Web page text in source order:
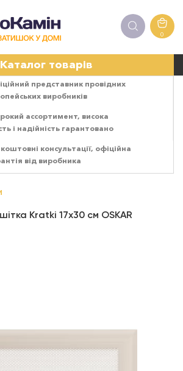
0
Каталог товарів
представник провідних
виробників
ассортимент, висока
і надійність гарантовано
консультації, офіційна
від виробника
Kratki 17x30 см OSKAR